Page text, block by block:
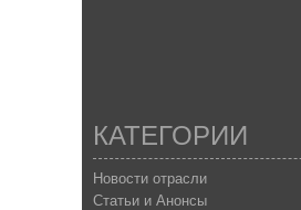
КАТЕГОРИИ
Новости отрасли
Статьи и Анонсы